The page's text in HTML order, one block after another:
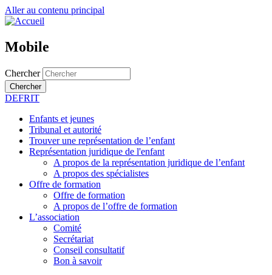
Aller au contenu principal
Mobile
Chercher
Chercher
DEFRIT
Enfants et jeunes
Tribunal et autorité
Trouver une représentation de l’enfant
Représentation juridique de l'enfant
A propos de la représentation juridique de l’enfant
A propos des spécialistes
Offre de formation
Offre de formation
A propos de l’offre de formation
L’association
Comité
Secrétariat
Conseil consultatif
Bon à savoir